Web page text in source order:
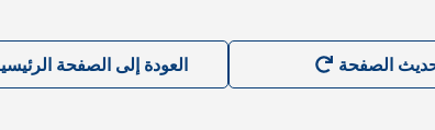
العودة إلى الصفحة